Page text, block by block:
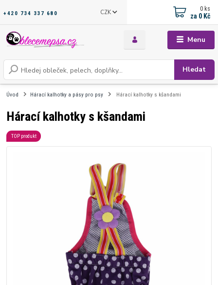
Menu
CZK
Hledat
+420 734 337 680
0 ks
za 0 Kč
Úvod Hárací kalhotky a pásy pro psy Hárací kalhotky s kšandami
Hárací kalhotky s kšandami
TOP produkt